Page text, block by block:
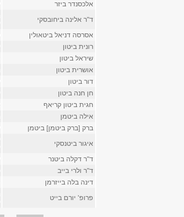
אלכסנדר ביזר
ד"ר אלינה ביחובסקי
אסרסה דניאל ביטאולין
רונית ביטון
שיראל ביטון
אושרית ביטון
דור ביטון
חן חנה ביטון
חגית ביטון קריאף
אילה ביטמן
ברק [ברק ביטמן] ביטמן
איגור ביטנסקי
ד"ר דקלה ביטנר
ד"ר ולרי בייב
דינה בלה בייזרמן
פרופ' יורם בייט